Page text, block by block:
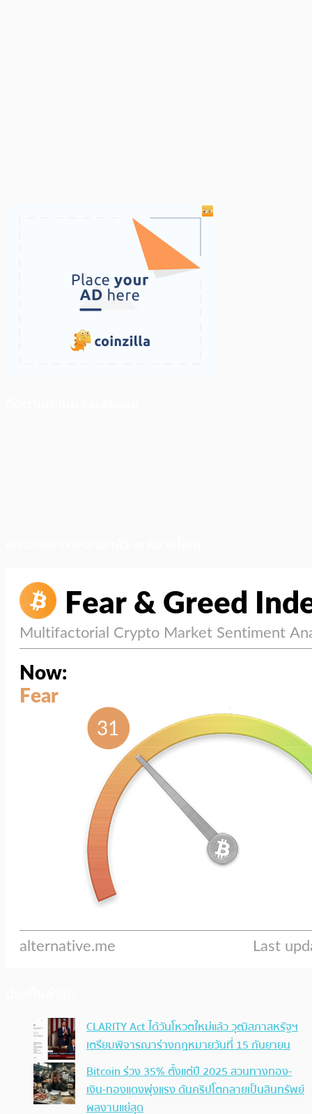
CLARITY Act ได้วันโหวตใหม่แล้ว วุฒิสภาสหรัฐฯ
เตรียมพิจารณาร่างกฎหมายวันที่ 15 กันยายน
Bitcoin ร่วง 35% ตั้งแต่ปี 2025 สวนทางทอง-
เงิน-ทองแดงพุ่งแรง ดันคริปโตกลายเป็นสินทรัพย์
ผลงานแย่สุด